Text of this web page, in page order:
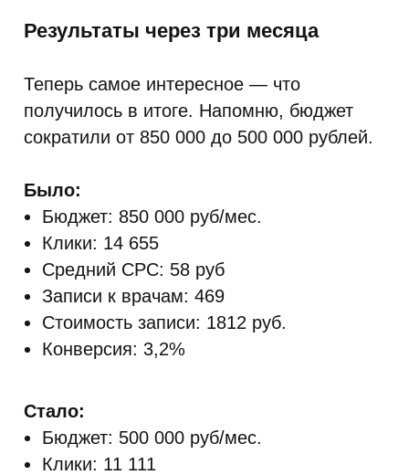
Результаты через три месяца
Теперь самое интересное — что
получилось в итоге. Напомню, бюджет
сократили от 850 000 до 500 000 рублей.
Было:
Бюджет: 850 000 руб/мес.
Клики: 14 655
Средний CPC: 58 руб
Записи к врачам: 469
Стоимость записи: 1812 руб.
Конверсия: 3,2%
Стало:
Бюджет: 500 000 руб/мес.
Клики: 11 111